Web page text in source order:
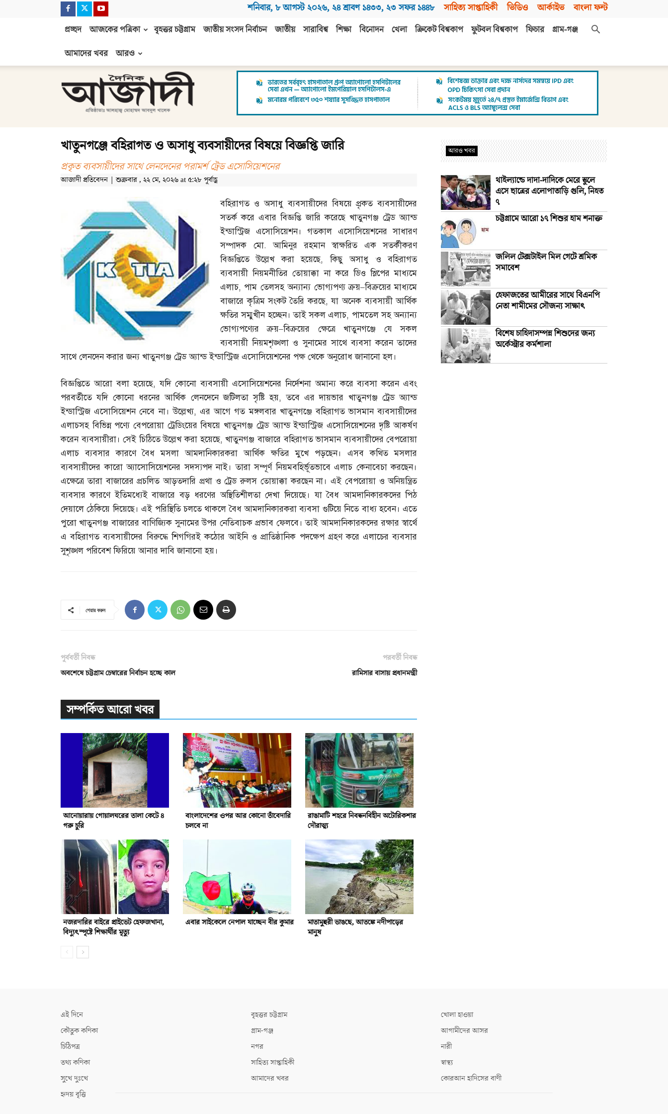
শনিবার, ৮ আগস্ট ২০২৬, ২৪ শ্রাবণ ১৪৩৩, ২৩ সফর ১৪৪৮ সাহিত্য সাপ্তাহিকী ভিডিও আর্কাইভ বাংলা ফন্ট
প্রচ্ছদ আজকের পত্রিকা বৃহত্তর চট্টগ্রাম জাতীয় সংসদ নির্বাচন জাতীয় সারাবিশ্ব শিক্ষা বিনোদন খেলা ক্রিকেট বিশ্বকাপ ফুটবল বিশ্বকাপ ফিচার
গ্রাম-গঞ্জ
আমাদের খবর
আরও
আজাদী
খাতুনগঞ্জে বহিরাগত ও অসাধু ব্যবসায়ীদের বিষয়ে বিজ্ঞপ্তি জারি
প্রকৃত ব্যবসায়ীদের সাথে লেনদেনের পরামর্শ ট্রেড এসোসিয়েশনের
আজাদী প্রতিবেদন | শুক্রবার , ২২ মে, ২০২৬ at ৫:২৮ পূর্বাহ্ণ
বহিরাগত ও অসাধু ব্যবসায়ীদের বিষয়ে প্রৃকত ব্যবসায়ীদের
সতর্ক করে এবার বিজ্ঞপ্তি জারি করেছে খাতুনগঞ্জ ট্রেড অ্যান্ড
ইন্ডাস্ট্রিজ এসোসিয়েশন। গতকাল এসোসিয়েশনের সাধারণ
সম্পাদক মো.আমিনুর রহমান স্বাক্ষরিত এক সতর্কীকরণ
বিজ্ঞপ্তিতে উল্লেখ করা হয়েছে,কিছু অসাধু ও বহিরাগত
ব্যবসায়ী নিয়মনীতির তোয়াক্কা না করে ডিও স্লিপের মাধ্যমে
এলাচ, পাম তেলসহ অন্যান্য ভোগ্যপণ্য ক্রয়–বিক্রয়ের মাধ্যমে
বাজারে কৃত্রিম সংকট তৈরি করছে,যা অনেক ব্যবসায়ী আর্থিক
ক্ষতির সম্মুখীন হচ্ছেন। তাই সকল এলাচ, পামতেল সহ অন্যান্য
ভোগ্যপণ্যের ক্রয়–বিক্রয়ের ক্ষেত্রে খাতুনগঞ্জে যে সকল
ব্যবসায়ী নিয়মশৃঙ্খলা ও সুনামের সাথে ব্যবসা করেন তাদের
সাথে লেনদেন করার জন্য খাতুনগঞ্জ ট্রেড অ্যান্ড ইন্ডাস্ট্রিজ এসোসিয়েশনের পক্ষ থেকে অনুরোধ জানানো হল।
বিজ্ঞপ্তিতে আরো বলা হয়েছে,যদি কোনো ব্যবসায়ী এসোসিয়েশনের নির্দেশনা অমান্য করে ব্যবসা করেন এবং
পরবর্তীতে যদি কোনো ধরনের আর্থিক লেনদেনে জটিলতা সৃষ্টি হয়,তবে এর দায়ভার খাতুনগঞ্জ ট্রেড অ্যান্ড
ইন্ডাস্ট্রিজ এসোসিয়েশন নেবে না। উল্লেখ্য, এর আগে গত মঙ্গলবার খাতুনগঞ্জে বহিরাগত ভাসমান ব্যবসায়ীদের
এলাচসহ বিভিন্ন পণ্যে বেপরোয়া ট্রেডিংয়ের বিষয়ে খাতুনগঞ্জ ট্রেড অ্যান্ড ইন্ডাস্ট্রিজ এসোসিয়েশনের দৃষ্টি আকর্ষণ
করেন ব্যবসায়ীরা। সেই চিঠিতে উল্লেখ করা হয়েছে,খাতুনগঞ্জ বাজারে বহিরাগত ভাসমান ব্যবসায়ীদের বেপরোয়া
এলাচ ব্যবসার কারণে বৈধ মসলা আমদানিকারকরা আর্থিক ক্ষতির মুখে পড়ছেন। এসব কথিত মসলার
ব্যবসায়ীদের কারো অ্যাসোসিয়েশনের সদস্যপদ নাই। তারা সম্পূর্ণ নিয়মবহির্ভূতভাবে এলাচ কেনাবেচা করছেন।
এক্ষেত্রে তারা বাজারের প্রচলিত আড়তদারি প্রথা ও ট্রেড রুলস তোয়াক্কা করছেন না। এই বেপরোয়া ও অনিয়ন্ত্রিত
ব্যবসার কারণে ইতিমধ্যেই বাজারে বড় ধরণের অস্থিতিশীলতা দেখা দিয়েছে। যা বৈধ আমদানিকারকদের পিঠ
দেয়ালে ঠেকিয়ে দিয়েছে। এই পরিস্থিতি চলতে থাকলে বৈধ আমদানিকারকরা ব্যবসা গুটিয়ে নিতে বাধ্য হবেন। এতে
পুরো খাতুনগঞ্জ বাজারের বাণিজ্যিক সুনামের উপর নেতিবাচক প্রভাব ফেলবে। তাই আমদানিকারকদের রক্ষার স্বার্থে
এ বহিরাগত ব্যবসায়ীদের বিরুদ্ধে শিগগিরই কঠোর আইনি ও প্রাতিষ্ঠানিক পদক্ষেপ গ্রহণ করে এলাচের ব্যবসার
সুশৃঙ্খল পরিবেশ ফিরিয়ে আনার দাবি জানানো হয়।
শেয়ার করুন
পূর্ববর্তী নিবন্ধ
অবশেষে চট্টগ্রাম চেম্বারের নির্বাচন হচ্ছে কাল
পরবর্তী নিবন্ধ
রামিসার বাসায় প্রধানমন্ত্রী
সম্পর্কিত আরো খবর
আনোয়ারায় গোয়ালঘরের তালা কেটে ৪
গরু চুরি
বাংলাদেশের ওপর আর কোনো তাঁবেদারি
চলবে না
রাঙামাটি শহরে নিবন্ধনবিহীন অটোরিকশার
দৌরাত্ম্য
নজরদারির বাইরে প্রাইভেট হেফজখানা,
বিদ্যুৎস্পৃষ্টে শিক্ষার্থীর মৃত্যু
এবার সাইকেলে নেপাল যাচ্ছেন বীর কুমার
মাতামুহুরী ভাঙছে, আতঙ্কে নদীপাড়ের
মানুষ
আরও খবর
থাইল্যান্ডে দাদা-দাদিকে মেরে স্কুলে
এসে ছাত্রের এলোপাতাড়ি গুলি, নিহত
৭
চট্টগ্রামে আরো ১৭ শিশুর হাম শনাক্ত
জলিল টেক্সটাইল মিল গেটে শ্রমিক
সমাবেশ
হেফাজতের আমীরের সাথে বিএনপি
নেতা শামীমের সৌজন্য সাক্ষাৎ
বিশেষ চাহিদাসম্পন্ন শিশুদের জন্য
অর্কেস্ট্রার কর্মশালা
এই দিনে
কৌতুক কণিকা
চিঠিপত্র
তথ্য কণিকা
সুখে দুঃখে
হৃদয় বৃত্তি
বৃহত্তর চট্টগ্রাম
গ্রাম-গঞ্জ
নগর
সাহিত্য সাপ্তাহিকী
আমাদের খবর
খোলা হাওয়া
আগামীদের আসর
নারী
স্বাস্থ্য
কোরআন হাদিসের বাণী